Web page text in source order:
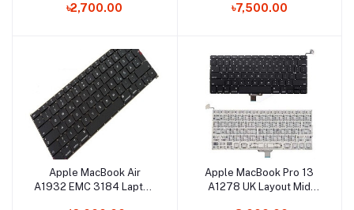
৳2,700.00 ৳7,500.00
Add to cart
Apple MacBook Air
A1932 EMC 3184 Laptop
Add to cart
Apple MacBook Pro 13
A1278 UK Layout Mid